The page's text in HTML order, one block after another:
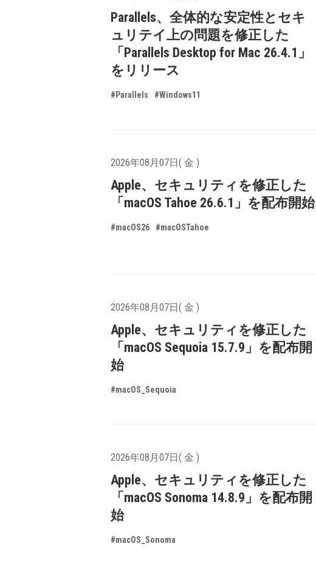
Parallels、全体的な安定性とセキ
ュリテイ上の問題を修正した
「Parallels Desktop for Mac 26.4.1」
をリリース
#Parallels #Windows11
2026年08月07日( 金 )
Apple、セキュリティを修正した
「macOS Tahoe 26.6.1」を配布開始
#macOS26 #macOSTahoe
2026年08月07日( 金 )
Apple、セキュリティを修正した
「macOS Sequoia 15.7.9」を配布開
始
#macOS_Sequoia
2026年08月07日( 金 )
Apple、セキュリティを修正した
「macOS Sonoma 14.8.9」を配布開
始
#macOS_Sonoma